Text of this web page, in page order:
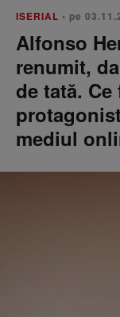
ISERIAL • pe
Alfonso
renumit,
de tată.
mediul